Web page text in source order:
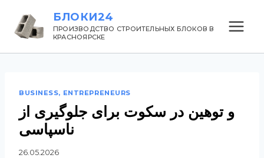
БЛОКИ24
ПРОИЗВОДСТВО СТРОИТЕЛЬНЫХ БЛОКОВ В
КРАСНОЯРСКЕ
BUSINESS, ENTREPRENEURS
و توهین در سکوت برای جلوگیری از
ناسپاسی
26.05.2026